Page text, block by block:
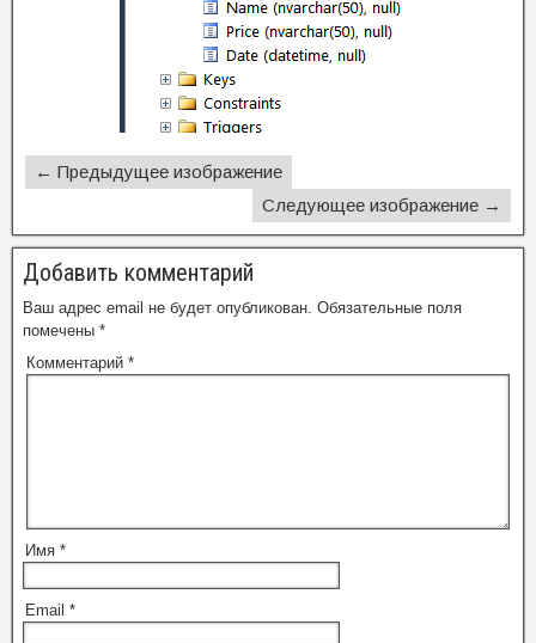
← Предыдущее изображение
Следующее изображение →
Добавить комментарий
Ваш адрес email не будет опубликован. Обязательные поля
помечены *
Комментарий *
Имя *
Email *